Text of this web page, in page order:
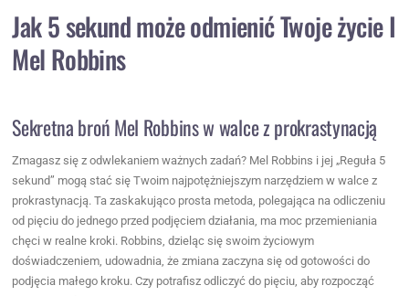
Jak 5 sekund może odmienić Twoje życie I
Mel Robbins
Sekretna broń Mel Robbins w walce z prokrastynacją
Zmagasz się z odwlekaniem ważnych zadań? Mel Robbins i jej „Reguła 5
sekund” mogą stać się Twoim najpotężniejszym narzędziem w walce z
prokrastynacją. Ta zaskakująco prosta metoda, polegająca na odliczeniu
od pięciu do jednego przed podjęciem działania, ma moc przemieniania
chęci w realne kroki. Robbins, dzieląc się swoim życiowym
doświadczeniem, udowadnia, że zmiana zaczyna się od gotowości do
podjęcia małego kroku. Czy potrafisz odliczyć do pięciu, aby rozpocząć